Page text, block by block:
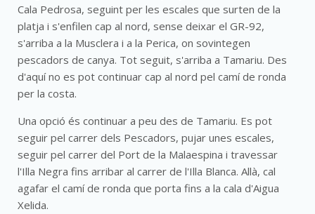
Cala Pedrosa, seguint per les escales que surten de la
platja i s'enfilen cap al nord, sense deixar el GR-92,
s'arriba a la Musclera i a la Perica, on sovintegen
pescadors de canya. Tot seguit, s'arriba a Tamariu. Des
d'aquí no es pot continuar cap al nord pel camí de ronda
per la costa.
Una opció és continuar a peu des de Tamariu. Es pot
seguir pel carrer dels Pescadors, pujar unes escales,
seguir pel carrer del Port de la Malaespina i travessar
l'Illa Negra fins arribar al carrer de l'Illa Blanca. Allà, cal
agafar el camí de ronda que porta fins a la cala d'Aigua
Xelida.